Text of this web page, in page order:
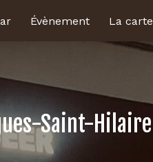
Évènement La carte
Saint-Hilaire